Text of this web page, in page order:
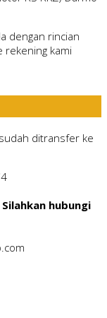
dengan rincian
rekening kami
ditransfer ke
hubungi